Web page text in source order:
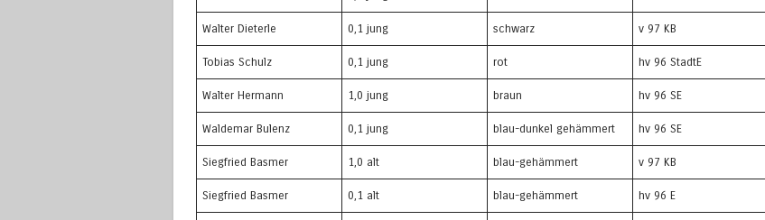
Walter Dieterle 0,1 jung schwarz v 97 KB
Tobias Schulz 0,1 jung rot hv 96 StadtE
Walter Hermann 1,0 jung braun hv 96 SE
Waldemar Bulenz 0,1 jung blau-dunkel gehämmert hv 96 SE
Siegfried Basmer 1,0 alt blau-gehämmert v 97 KB
Siegfried Basmer 0,1 alt blau-gehämmert hv 96 E